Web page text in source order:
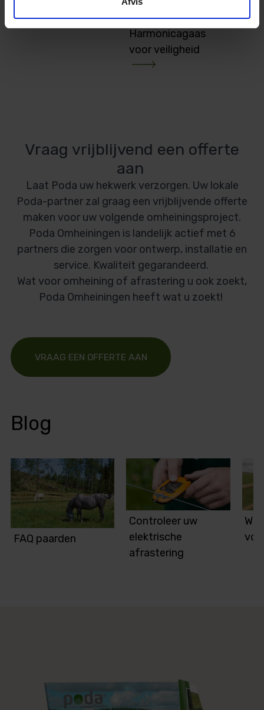
Harmonicagaas
voor veiligheid
Vraag vrijblijvend een offerte
aan
Laat Poda uw hekwerk verzorgen. Uw lokale
Poda-partner zal graag een vrijblijvende offerte
maken voor uw volgende omheiningsproject.
Poda Omheiningen is landelijk actief met 6
partners die zorgen voor ontwerp, installatie en
service. Kwaliteit gegarandeerd.
Wat voor omheining of afrastering u ook zoekt,
Poda Omheiningen heeft wat u zoekt!
VRAAG EEN OFFERTE AAN
Blog
FAQ paarden
Controleer uw
elektrische
afrastering